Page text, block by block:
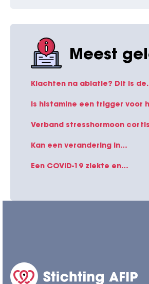
Meest
Klachten na ablatie? Dit is de
Is histamine een trigger voor
Verband stresshormoon
Kan een verandering in
Een COVID-19 ziekte en